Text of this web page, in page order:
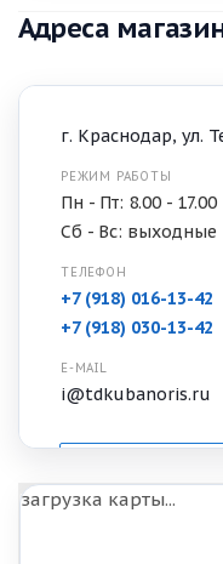
Адреса
г. Краснодар, ул.
РЕЖИМ РАБОТЫ
Пн - Пт: 8.00 - 17.00
Сб - Вс: выходные
ТЕЛЕФОН
+7 (918) 016-13-42
+7 (918) 030-13-42
E-MAIL
i@tdkubanoris.ru
загрузка карты...